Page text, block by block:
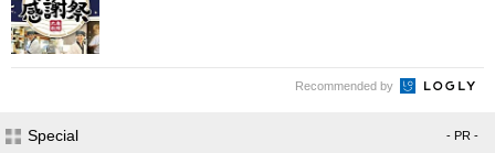
Recommended by
Special - PR -